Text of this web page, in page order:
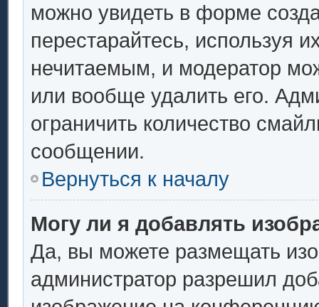
можно увидеть в форме
перестарайтесь, используя
нечитаемым, и модератор
или вообще удалить его.
ограничить количество
сообщении.
Вернуться к началу
Могу ли я добавлять
Да, вы можете размещать
администратор разрешил